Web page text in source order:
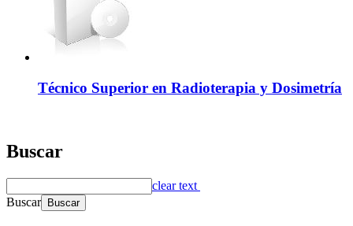
Técnico Superior en Radioterapia y Dosimetría
Buscar
clear text
Buscar